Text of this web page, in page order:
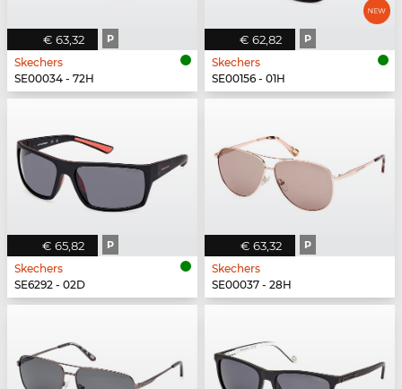
€ 63,32 P
Skechers
SE00034 - 72H
€ 62,82 P
Skechers
SE00156 - 01H
€ 65,82 P
Skechers
SE6292 - 02D
€ 63,32 P
Skechers
SE00037 - 28H